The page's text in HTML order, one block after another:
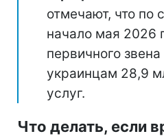
отмечают, что по
начало мая 2026
первичного
украинцам 28,9
услуг.
Что делать, если